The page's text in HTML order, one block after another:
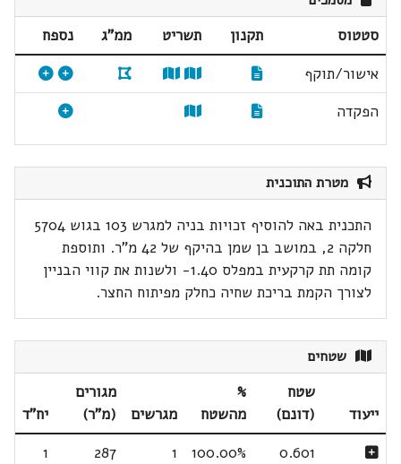
סטטוס תקנון תשריט ממ"ג
נספח
אישור/תוקף
הפקדה
מטרת התוכנית
התכנית באה להוסיף זכויות בניה למגרש 103 בגוש 5704
חלקה 2, במושב בן שמן בהיקף של 42 מ"ר. ותוספת
קומה תת קרקעית במפלס 1.40- ולשנות את קווי הבניין
לצורך הקמת בריכת שחיה כחלק מפיתוח החצר.
שטחים
ייעוד
שטח
(דונם)
%
מהשטח
מגרשים
מגורים
(מ"ר)
יח"ד
0.601
100.00%
1
287
1